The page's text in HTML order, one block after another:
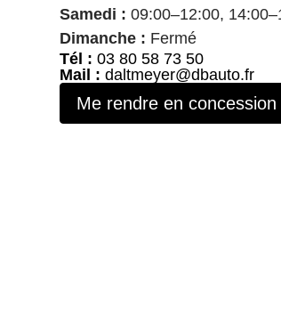
Samedi : 09:00–12:00,
Dimanche : Fermé
Tél : 03 80 58 73 50
Mail : daltmeyer@dbauto.fr
Me rendre en concession